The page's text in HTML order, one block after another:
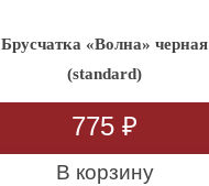
Брусчатка «Волна» черная
(standard)
775₽
В корзину